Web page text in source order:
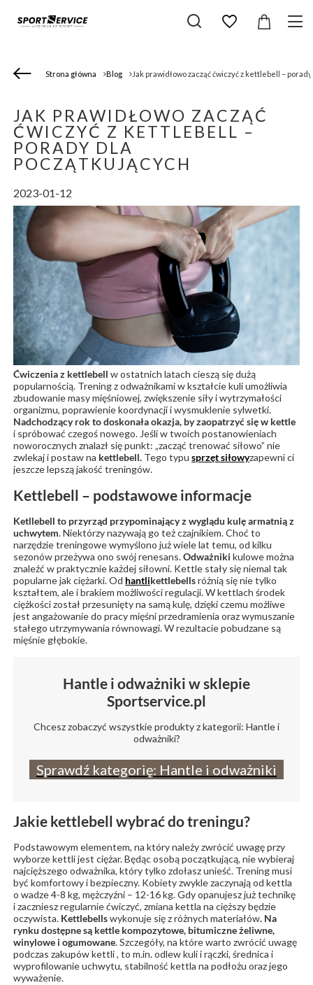
Strona główna Blog Jak prawidłowo zacząć ćwiczyć z kettlebell –
JAK PRAWIDŁOWO ZACZĄĆ
ĆWICZYĆ Z KETTLEBELL –
PORADY DLA
POCZĄTKUJĄCYCH
2023-01-12
Ćwiczenia z kettlebell w ostatnich latach cieszą się dużą
popularnością. Trening z odważnikami w kształcie kuli umożliwia
zbudowanie masy mięśniowej, zwiększenie siły i wytrzymałości
organizmu, poprawienie koordynacji i wysmuklenie sylwetki.
Nadchodzący rok to doskonała okazja, by zaopatrzyć się w kettle
i spróbować czegoś nowego. Jeśli w twoich postanowieniach
noworocznych znalazł się punkt: „zacząć trenować siłowo” nie
zwlekaj i postaw na kettlebell. Tego typusprzęt siłowyzapewni ci
jeszcze lepszą jakość treningów.
Kettlebell – podstawowe informacje
Ketllebell to przyrząd przypominający z wyglądu kulę armatnią z
uchwytem. Niektórzy nazywają go też czajnikiem. Choć to
narzędzie treningowe wymyślono już wiele lat temu, od kilku
sezonów przeżywa ono swój renesans.Odważniki kulowe można
znaleźć w praktycznie każdej siłowni. Kettle stały się niemal tak
popularne jak ciężarki. Od hantlikettlebellsróżnią się nie tylko
kształtem, ale i brakiem możliwości regulacji. W kettlach środek
ciężkości został przesunięty na samą kulę, dzięki czemu możliwe
jest angażowanie do pracy mięśni przedramienia oraz wymuszanie
stałego utrzymywania równowagi. W rezultacie pobudzane są
mięśnie głębokie.
Hantle i odważniki w sklepie
Sportservice.pl
Chcesz zobaczyć wszystkie produkty z kategorii: Hantle i
odważniki?
Sprawdź kategorię: Hantle i odważniki
Jakie kettlebell wybrać do treningu?
Podstawowym elementem, na który należy zwrócić uwagę przy
wyborze kettli jest ciężar. Będąc osobą początkującą, nie wybieraj
najcięższego odważnika, który tylko zdołasz unieść. Trening musi
być komfortowy i bezpieczny. Kobiety zwykle zaczynają od kettla
o wadze 4-8 kg, mężczyźni – 12-16 kg. Gdy opanujesz już technikę
i zaczniesz regularnie ćwiczyć, zmiana kettla na cięższy będzie
oczywista. Kettlebellswykonuje się z różnych materiałów. Na
rynku dostępne są kettle kompozytowe, bitumiczne żeliwne,
winylowe i ogumowane. Szczegóły, na które warto zwrócić uwagę
podczas zakupów kettli , to m.in. odlew kuli i rączki, średnica i
wyprofilowanie uchwytu, stabilność kettla na podłożu oraz jego
wyważenie.